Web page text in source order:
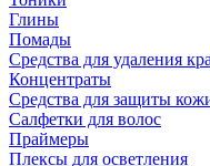
Глины
Помады
Средства для удаления
Концентраты
Средства для защиты
Салфетки для волос
Праймеры
Плексы для осветления